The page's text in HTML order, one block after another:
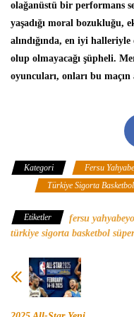
olağanüstü bir performans
yaşadığı moral bozukluğu,
alındığında, en iyi
olup olmayacağı şüpheli.
oyuncuları, onları bu maçın
Kategori Fersu
Türkiye Sigorta
Etiketler fersu
türkiye sigorta basketbol